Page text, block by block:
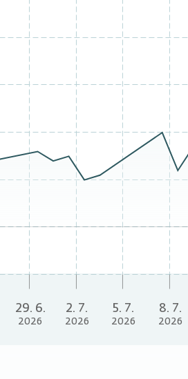
29. 6.
2026
2. 7.
2026
5. 7.
2026
8. 7.
2026